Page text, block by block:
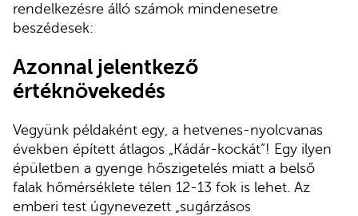
rendelkezésre álló számok mindenesetre
beszédesek:
Azonnal jelentkező
értéknövekedés
Vegyünk példaként egy, a hetvenes-nyolcvanas
években épített átlagos „Kádár-kockát”! Egy ilyen
épületben a gyenge hőszigetelés miatt a belső
falak hőmérséklete télen 12-13 fok is lehet. Az
emberi test úgynevezett „sugárzásos